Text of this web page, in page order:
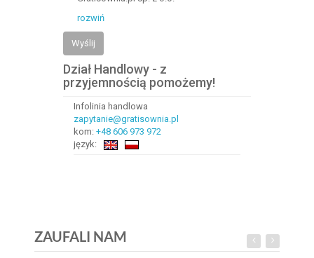
rozwiń
Wyślij
Dział Handlowy - z
przyjemnością pomożemy!
Infolinia handlowa
zapytanie@gratisownia.pl
kom: +48 606 973 972
język:
ZAUFALI NAM